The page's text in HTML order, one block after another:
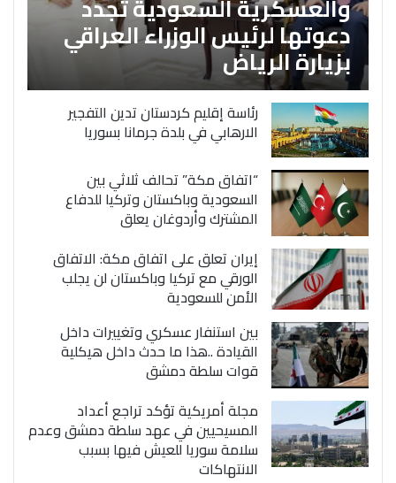
دعوتها لرئيس الوزراء العراقي
بزيارة الرياض
رئاسة إقليم كردستان تدين التفجير
الارهابي في بلدة جرمانا بسوريا
“اتفاق مكة” تحالف ثلاثي بين
السعودية وباكستان وتركيا للدفاع
المشترك وأردوغان يعلق
إيران تعلق على اتفاق مكة: الاتفاق
الورقي مع تركيا وباكستان لن يجلب
الأمن للسعودية
بين استنفار عسكري وتغييرات داخل
القيادة ..هذا ما حدث داخل هيكلية
قوات سلطة دمشق
مجلة أمريكية تؤكد تراجع أعداد
المسيحيين في عهد سلطة دمشق وعدم
سلامة سوريا للعيش فيها بسبب
الانتهاكات